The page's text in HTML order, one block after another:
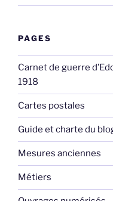
PAGES
Carnet de guerre
1918
Cartes postales
Guide et charte du
Mesures anciennes
Métiers